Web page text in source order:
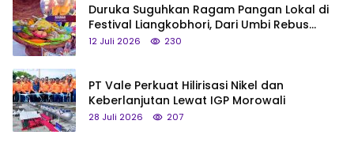
Duruka Suguhkan Ragam Pangan Lokal di
Festival Liangkobhori, Dari Umbi Rebus
hingga Tumpeng Beras Muna
12 Juli 2026 230
PT Vale Perkuat Hilirisasi Nikel dan
Keberlanjutan Lewat IGP Morowali
28 Juli 2026 207